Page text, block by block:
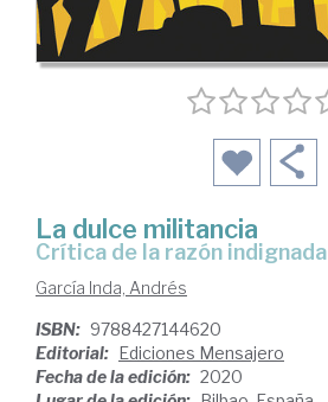
La dulce militancia
Crítica de la razón indignada
García Inda, Andrés
ISBN: 9788427144620
Editorial: Ediciones Mensajero
Fecha de la edición: 2020